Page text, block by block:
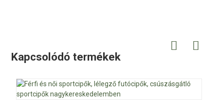
Kapcsolódó termékek